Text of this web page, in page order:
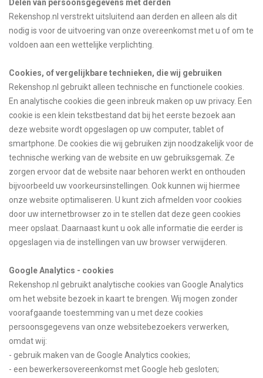
Delen van persoonsgegevens met derden
Rekenshop.nl verstrekt uitsluitend aan derden en alleen als dit
nodig is voor de uitvoering van onze overeenkomst met u of om te
voldoen aan een wettelijke verplichting.
Cookies, of vergelijkbare technieken, die wij gebruiken
Rekenshop.nl gebruikt alleen technische en functionele cookies.
En analytische cookies die geen inbreuk maken op uw privacy. Een
cookie is een klein tekstbestand dat bij het eerste bezoek aan
deze website wordt opgeslagen op uw computer, tablet of
smartphone. De cookies die wij gebruiken zijn noodzakelijk voor de
technische werking van de website en uw gebruiksgemak. Ze
zorgen ervoor dat de website naar behoren werkt en onthouden
bijvoorbeeld uw voorkeursinstellingen. Ook kunnen wij hiermee
onze website optimaliseren. U kunt zich afmelden voor cookies
door uw internetbrowser zo in te stellen dat deze geen cookies
meer opslaat. Daarnaast kunt u ook alle informatie die eerder is
opgeslagen via de instellingen van uw browser verwijderen.
Google Analytics - cookies
Rekenshop.nl gebruikt analytische cookies van Google Analytics
om het website bezoek in kaart te brengen. Wij mogen zonder
voorafgaande toestemming van u met deze cookies
persoonsgegevens van onze websitebezoekers verwerken,
omdat wij:
- gebruik maken van de Google Analytics cookies;
- een bewerkersovereenkomst met Google heb gesloten;